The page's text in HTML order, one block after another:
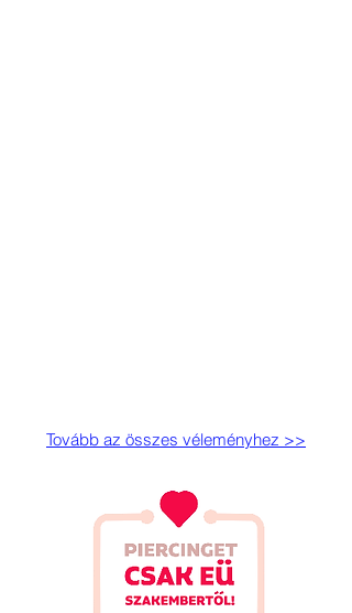
Tovább az összes véleményhez >>